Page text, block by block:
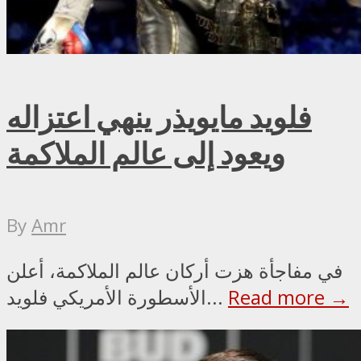
فلويد مايويذر ينهي اعتزاله
ويعود إلى عالم الملاكمة
ByAmr
في مفاجأة هزت أركان عالم الملاكمة، أعلن
الأسطورة الأمريكي فلويد... Read more →